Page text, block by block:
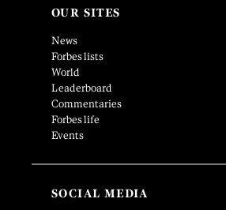
OUR SITES
News
Forbes lists
World
Leaderboard
Commentaries
Forbes life
Events
SOCIAL MEDIA